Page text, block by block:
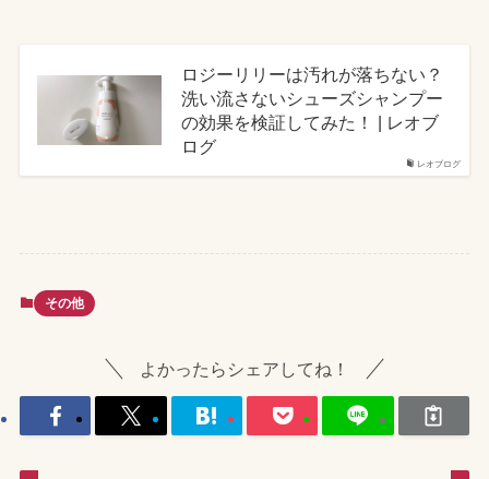
レオブログ
ロジーリリーは汚れが落ちない？
洗い流さないシューズシャンプー
の効果を検証してみた！ | レオブ
ログ
その他
よかったらシェアしてね！